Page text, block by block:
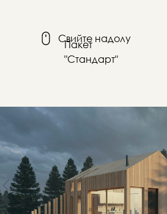
Свийте надолу
Пакет
"Стандарт"